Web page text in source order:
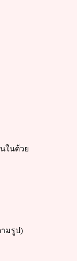
ในด้วย
มรูป)